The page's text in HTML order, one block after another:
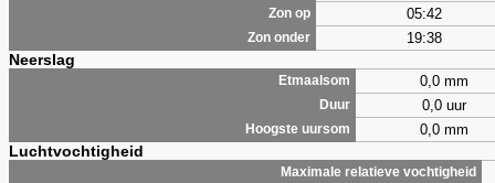
Zon op 05:42
Zon onder 19:38
Neerslag
Etmaalsom 0,0 mm
Duur 0,0 uur
Hoogste uursom 0,0 mm
Luchtvochtigheid
Maximale relatieve vochtigheid